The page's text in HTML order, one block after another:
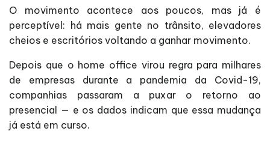
O movimento acontece aos poucos, mas já é
perceptível: há mais gente no trânsito, elevadores
cheios e escritórios voltando a ganhar movimento.
Depois que o home office virou regra para milhares
de empresas durante a pandemia da Covid-19,
companhias passaram a puxar o retorno ao
presencial — e os dados indicam que essa mudança
já está em curso.